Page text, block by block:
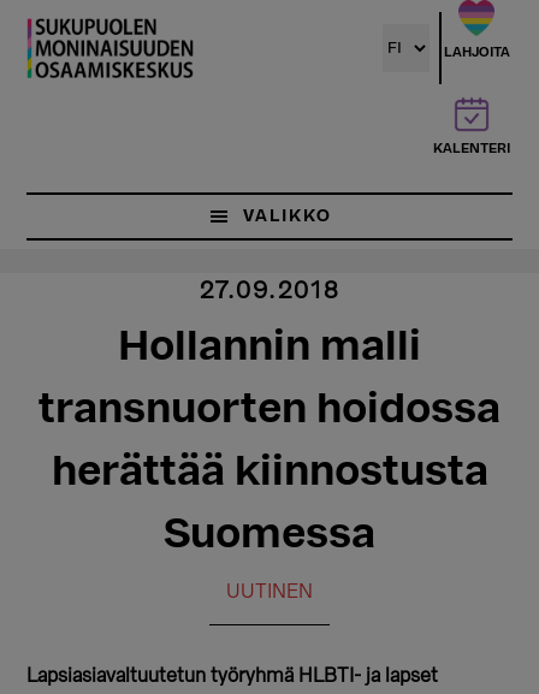
Hyppää
pääsisältöön
LAHJOITA
KALENTERI
VALIKKO
27.09.2018
Hollannin malli
transnuorten hoidossa
herättää kiinnostusta
Suomessa
UUTINEN
Lapsiasiavaltuutetun työryhmä HLBTI- ja lapset